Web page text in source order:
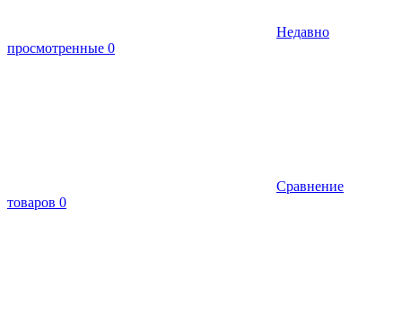
Недавно
просмотренные 0
Сравнение
товаров 0